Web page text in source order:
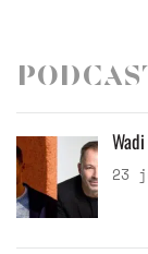
23